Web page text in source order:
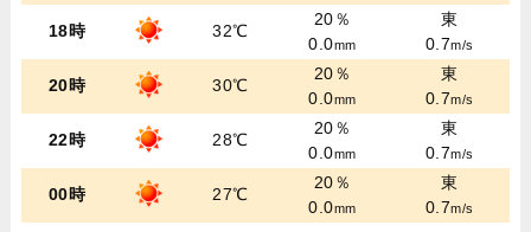
18時 32℃
20％
0.0mm
東
0.7m/s
20時 30℃
20％
0.0mm
東
0.7m/s
22時 28℃
20％
0.0mm
東
0.7m/s
00時 27℃
20％
0.0mm
東
0.7m/s